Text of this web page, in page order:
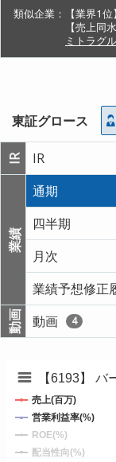
類似企業：
【業界1位】
【売上同
ミトラグ
東証グロース
IR IR
業績
通期
四半期
月次
業績予想修正
動画 動画 4
【6193】
売上(百万)
営業利益率(%)
ROE(%)
配当性向(%)